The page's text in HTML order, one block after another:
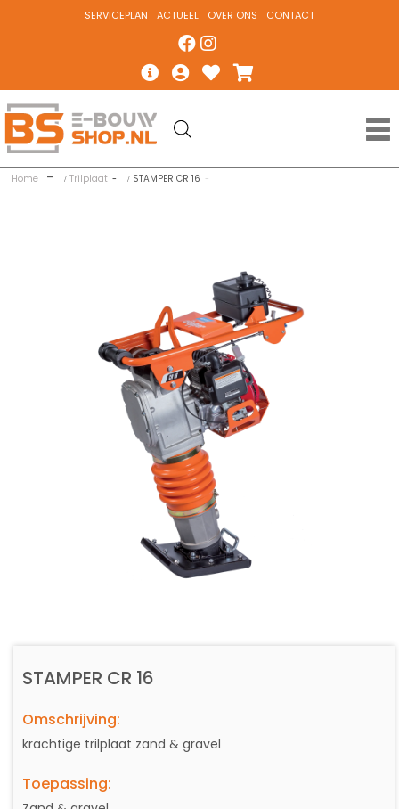
SERVICEPLAN ACTUEEL OVER ONS CONTACT
Home Trilplaat STAMPER CR 16
STAMPER CR 16
Omschrijving:
krachtige trilplaat zand & gravel
Toepassing: